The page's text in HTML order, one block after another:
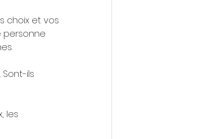
choix et vos
personne
ils
les